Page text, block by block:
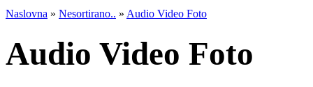
Naslovna » Nesortirano.. » Audio Video Foto
Audio Video Foto